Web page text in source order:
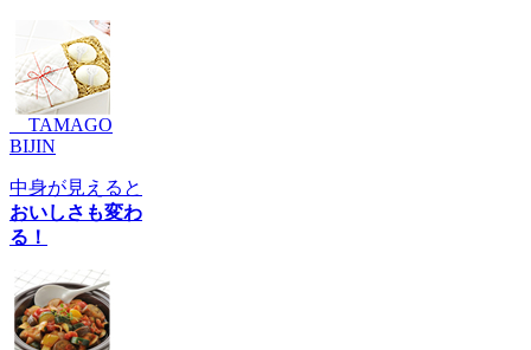
TAMAGO
BIJIN
中身が見えると
おいしさも変わ
る！